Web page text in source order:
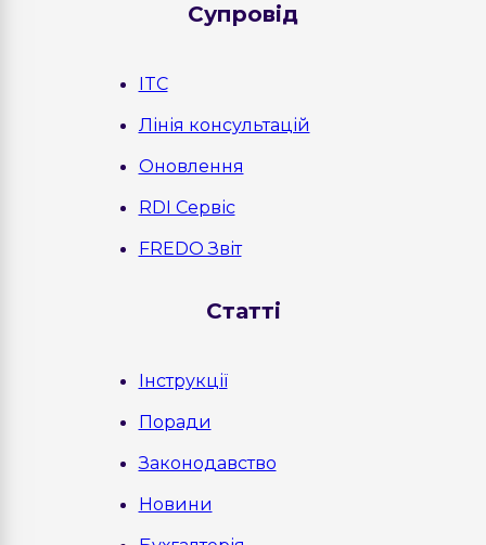
Cупровід
ITC
Лінія консультацій
Оновлення
RDI Сервіс
FREDO Звіт
Статті
Інструкції
Поради
Законодавство
Новини